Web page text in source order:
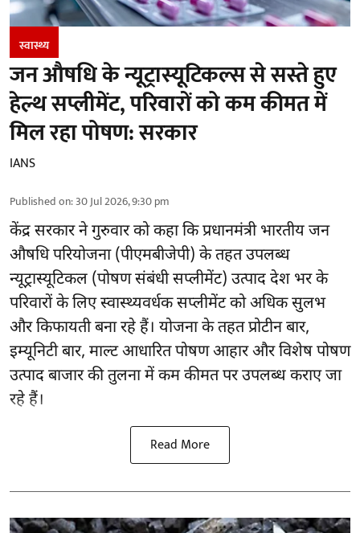
स्वास्थ्य
जन औषधि के न्यूट्रास्यूटिकल्स से सस्ते हुए
हेल्थ सप्लीमेंट, परिवारों को कम कीमत में
मिल रहा पोषण: सरकार
IANS
Published on:30 Jul 2026, 9:30 pm
केंद्र सरकार ने गुरुवार को कहा कि प्रधानमंत्री भारतीय जन
औषधि परियोजना (पीएमबीजेपी) के तहत उपलब्ध
न्यूट्रास्यूटिकल (पोषण संबंधी सप्लीमेंट) उत्पाद देश भर के
परिवारों के लिए स्वास्थ्यवर्धक सप्लीमेंट को अधिक सुलभ
और किफायती बना रहे हैं। योजना के तहत प्रोटीन बार,
इम्यूनिटी बार, माल्ट आधारित पोषण आहार और विशेष पोषण
उत्पाद बाजार की तुलना में कम कीमत पर उपलब्ध कराए जा
रहे हैं।
Read More